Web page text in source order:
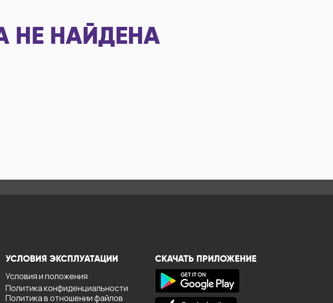
НЕ НАЙДЕНА
УСЛОВИЯ ЭКСПЛУАТАЦИИ
Условия и положения
Политика конфиденциальности
Политика в отношении файлов
СКАЧАТЬ ПРИЛОЖЕНИЕ